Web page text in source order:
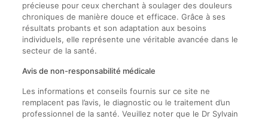
précieuse pour ceux cherchant à soulager des douleurs
chroniques de manière douce et efficace. Grâce à ses
résultats probants et son adaptation aux besoins
individuels, elle représente une véritable avancée dans le
secteur de la santé.
Avis de non-responsabilité médicale
Les informations et conseils fournis sur ce site ne
remplacent pas l’avis, le diagnostic ou le traitement d’un
professionnel de la santé. Veuillez noter que le Dr Sylvain